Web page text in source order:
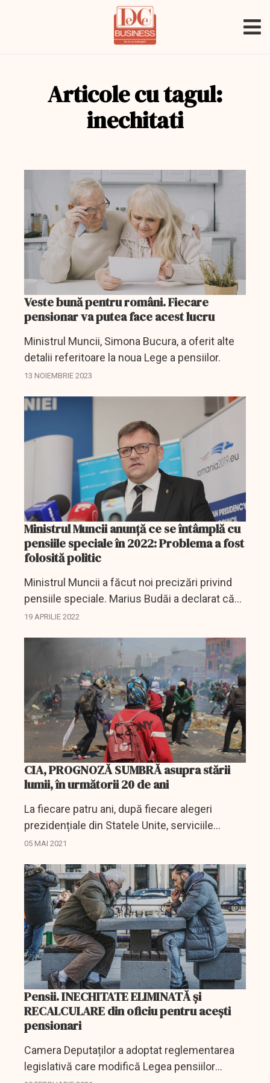
Articole cu tagul:
inechitati
Veste bună pentru români. Fiecare
pensionar va putea face acest lucru
Ministrul Muncii, Simona Bucura, a oferit alte
detalii referitoare la noua Lege a pensiilor.
13 NOIEMBRIE 2023
Ministrul Muncii anunţă ce se întâmplă cu
pensiile speciale în 2022: Problema a fost
folosită politic
Ministrul Muncii a făcut noi precizări privind
pensiile speciale. Marius Budăi a declarat că
până acum problema pensiilor speciale a fost
19 APRILIE 2022
CIA, PROGNOZĂ SUMBRĂ asupra stării
lumii, în următorii 20 de ani
La fiecare patru ani, după fiecare alegeri
prezidențiale din Statele Unite, serviciile
secrete americane elaborează un raport
pentru următoarele...
05 MAI 2021
Pensii. INECHITATE ELIMINATĂ și
RECALCULARE din oficiu pentru acești
pensionari
Camera Deputaților a adoptat reglementarea
legislativă care modifică Legea pensiilor